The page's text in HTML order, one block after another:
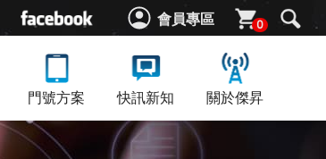
會員專區 0
門號方案 快訊新知 關於傑昇